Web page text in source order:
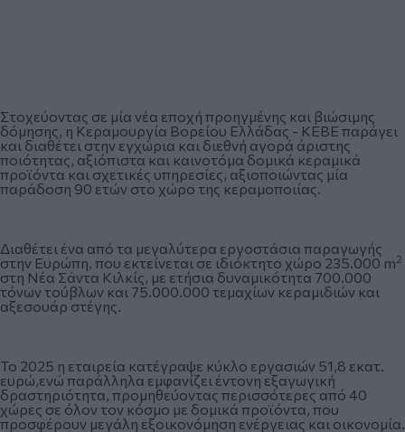
Στοχεύοντας σε μία νέα εποχή προηγμένης και βιώσιμης
δόμησης, η Κεραμουργία Βορείου Ελλάδας - ΚΕΒΕ παράγει
και διαθέτει στην εγχώρια και διεθνή αγορά άριστης
ποιότητας, αξιόπιστα και καινοτόμα δομικά κεραμικά
προϊόντα και σχετικές υπηρεσίες, αξιοποιώντας μία
παράδοση 90 ετών στο χώρο της κεραμοποιίας.
Διαθέτει ένα από τα μεγαλύτερα εργοστάσια παραγωγής
στην Ευρώπη, που εκτείνεται σε ιδιόκτητο χώρο 235.000 m2
στη Νέα Σάντα Κιλκίς, με ετήσια δυναμικότητα 700.000
τόνων τούβλων και 75.000.000 τεμαχίων κεραμιδιών και
αξεσουάρ στέγης.
Το 2025 η εταιρεία κατέγραψε κύκλο εργασιών 51,8 εκατ.
ευρώ,ενώ παράλληλα εμφανίζει έντονη εξαγωγική
δραστηριότητα, προμηθεύοντας περισσότερες από 40
χώρες σε όλον τον κόσμο με δομικά προϊόντα, που
προσφέρουν μεγάλη εξοικονόμηση ενέργειας και οικονομία.